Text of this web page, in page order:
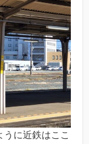
に近鉄はここ